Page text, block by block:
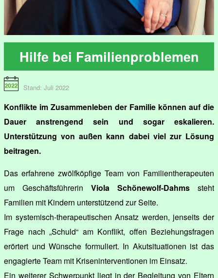
Hilfe bei Familienproblemen
Stand: Juli 2022
Konflikte im Zusammenleben der Familie können auf die
Dauer anstrengend sein und sogar eskalieren.
Unterstützung von außen kann dabei viel zur Lösung
beitragen.
Das erfahrene zwölfköpfige Team von Familientherapeuten
um Geschäftsführerin Viola Schönewolf-Dahms steht
Familien mit Kindern unterstützend zur Seite.
Im systemisch-therapeutischen Ansatz werden, jenseits der
Frage nach „Schuld“ am Konflikt, offen Beziehungsfragen
erörtert und Wünsche formuliert. In Akutsituationen ist das
engagierte Team mit Kriseninterventionen im Einsatz.
Ein weiterer Schwerpunkt liegt in der Begleitung von Eltern